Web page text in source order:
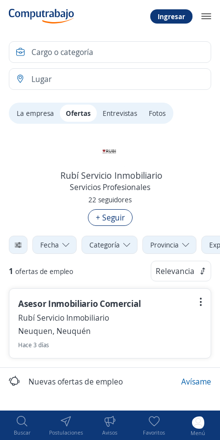
Ingresar
Buscar Postulaciones Avisos Favoritos Menú
La empresa Ofertas Entrevistas Fotos
Rubí Servicio Inmobiliario
Servicios Profesionales
22 seguidores
+ Seguir
Fecha Categoría Provincia
1 ofertas de empleo Relevancia
Asesor Inmobiliario Comercial
Rubí Servicio Inmobiliario
Neuquen, Neuquén
Hace 3 días
Nuevas ofertas de empleo Avísame